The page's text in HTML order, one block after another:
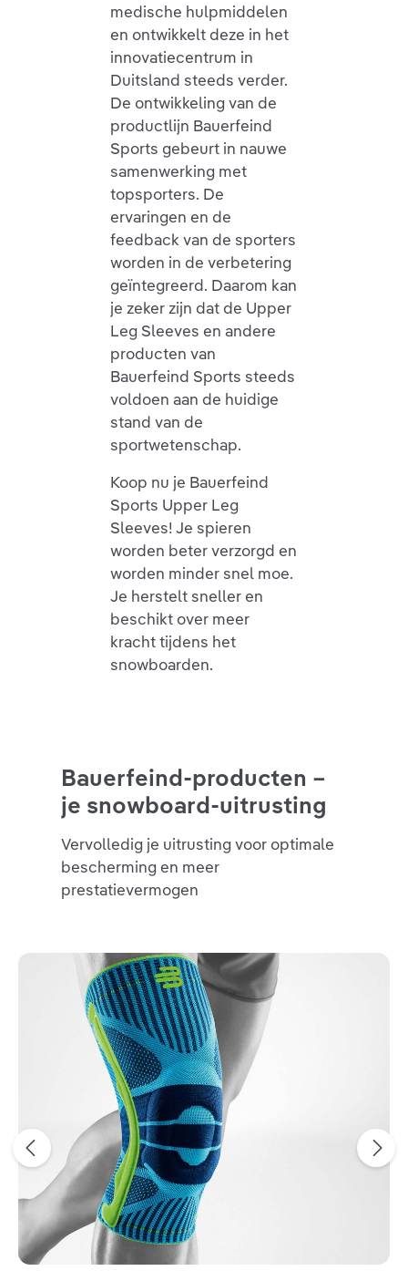
medische hulpmiddelen
en ontwikkelt deze in het
innovatiecentrum in
Duitsland steeds verder.
De ontwikkeling van de
productlijn Bauerfeind
Sports gebeurt in nauwe
samenwerking met
topsporters. De
ervaringen en de
feedback van de sporters
worden in de verbetering
geïntegreerd. Daarom kan
je zeker zijn dat de Upper
Leg Sleeves en andere
producten van
Bauerfeind Sports steeds
voldoen aan de huidige
stand van de
sportwetenschap.
Koop nu je Bauerfeind
Sports Upper Leg
Sleeves! Je spieren
worden beter verzorgd en
worden minder snel moe.
Je herstelt sneller en
beschikt over meer
kracht tijdens het
snowboarden.
Bauerfeind-producten –
je snowboard-uitrusting
Vervolledig je uitrusting voor optimale
bescherming en meer
prestatievermogen
Productgalerij overslaan